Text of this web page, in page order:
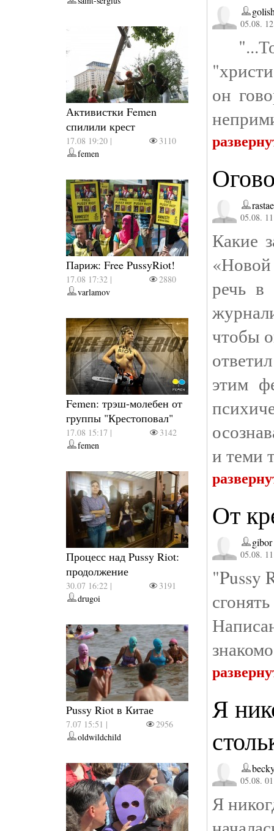
Активистки Femen
спилили крест
17.08 19:20 |
3110
femen
Париж: Free PussyRiot!
17.08 17:32 |
2880
varlamov
Femen: трэш-молебен от
группы "Крестоповал"
17.08 15:17 |
3142
femen
Процесс над Pussy Riot:
продолжение
30.07 16:22 |
3191
drugoi
Pussy Riot в Китае
7.07 15:51 |
2956
oldwildchild
05.08.
он
05.08.
Какие
«Новой
речь
чтобы
этим
и теми
От
gibor
05.08.
"Pussy
Я
05.08.
Я